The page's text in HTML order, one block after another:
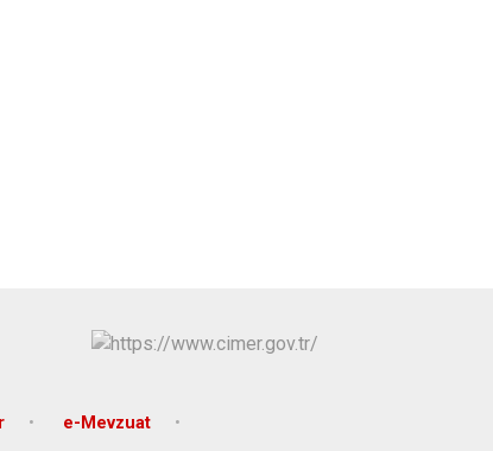
e-Mevzuat